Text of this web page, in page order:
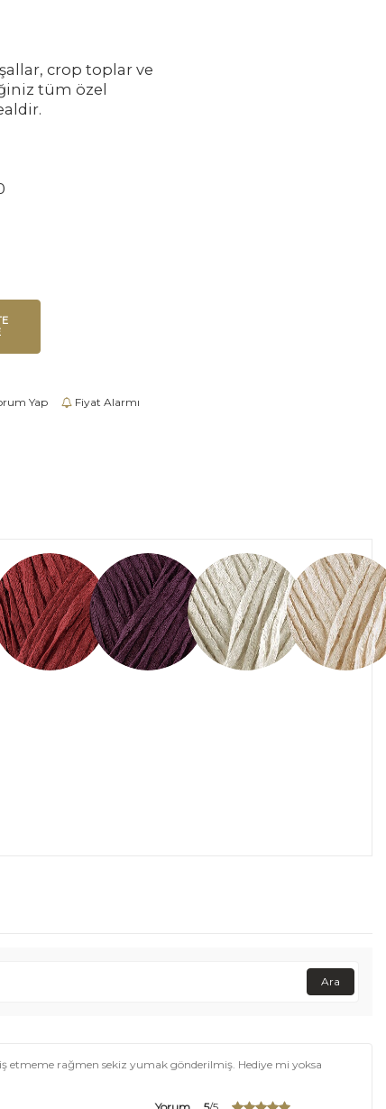
crop toplar ve
tüm özel
Yap Fiyat Alarmı
Ara
etmeme rağmen sekiz yumak gönderilmiş. Hediye mi yoksa